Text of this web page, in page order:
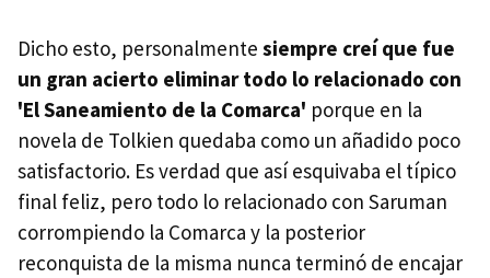
Dicho esto, personalmente siempre creí que fue
un gran acierto eliminar todo lo relacionado con
'El Saneamiento de la Comarca' porque en la
novela de Tolkien quedaba como un añadido poco
satisfactorio. Es verdad que así esquivaba el típico
final feliz, pero todo lo relacionado con Saruman
corrompiendo la Comarca y la posterior
reconquista de la misma nunca terminó de encajar